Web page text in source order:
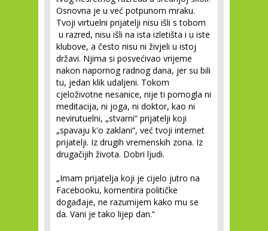
Osnovna je u već potpunom mraku.
Tvoji virtuelni prijatelji nisu išli s tobom
u razred, nisu išli na ista izletišta i u iste
klubove, a često nisu ni živjeli u istoj
državi. Njima si posvećivao vrijeme
nakon napornog radnog dana, jer su bili
tu, jedan klik udaljeni. Tokom
cjeloživotne nesanice, nije ti pomogla ni
meditacija, ni joga, ni doktor, kao ni
nevirutuelni, „stvarni“ prijatelji koji
„spavaju k'o zaklani“, već tvoji internet
prijatelji. Iz drugih vremenskih zona. Iz
drugačijih života. Dobri ljudi.
„Imam prijatelja koji je cijelo jutro na
Facebooku, komentira političke
događaje, ne razumijem kako mu se
da. Vani je tako lijep dan.“